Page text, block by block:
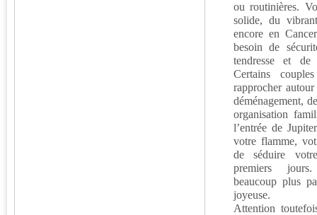
ou routinières.
solide, du
encore en
besoin de
tendresse et
Certains
rapprocher
déménagement,
organisation
l’entrée de
votre flamme,
de séduire
premiers jours.
beaucoup plus
joyeuse.
Attention